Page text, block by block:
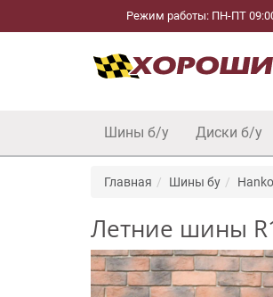
Режим работы: ПН-ПТ
Шины б/у Диски б/у
Главная Шины бу
Летние шины